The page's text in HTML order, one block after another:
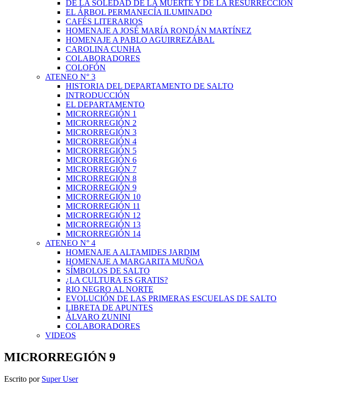
DE LA SOLEDAD DE LA MUERTE Y DE LA RESURRECCIÓN
EL ÁRBOL PERMANECÍA ILUMINADO
CAFÉS LITERARIOS
HOMENAJE A JOSÉ MARÍA RONDÁN MARTÍNEZ
HOMENAJE A PABLO AGUIRREZÁBAL
CAROLINA CUNHA
COLABORADORES
COLOFÓN
ATENEO N° 3
HISTORIA DEL DEPARTAMENTO DE SALTO
INTRODUCCIÓN
EL DEPARTAMENTO
MICRORREGIÓN 1
MICRORREGIÓN 2
MICRORREGIÓN 3
MICRORREGIÓN 4
MICRORREGIÓN 5
MICRORREGIÓN 6
MICRORREGIÓN 7
MICRORREGIÓN 8
MICRORREGIÓN 9
MICRORREGIÓN 10
MICRORREGIÓN 11
MICRORREGIÓN 12
MICRORREGIÓN 13
MICRORREGIÓN 14
ATENEO N° 4
HOMENAJE A ALTAMIDES JARDIM
HOMENAJE A MARGARITA MUÑOA
SÍMBOLOS DE SALTO
¿LA CULTURA ES GRATIS?
RIO NEGRO AL NORTE
EVOLUCIÓN DE LAS PRIMERAS ESCUELAS DE SALTO
LIBRETA DE APUNTES
ÁLVARO ZUNINI
COLABORADORES
VIDEOS
MICRORREGIÓN 9
Escrito por Super User